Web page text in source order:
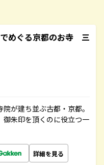
めぐる京都のお寺 三
が建ち並ぶ古都・京都。
御朱印を頂くのに役立つ一
詳細を見る